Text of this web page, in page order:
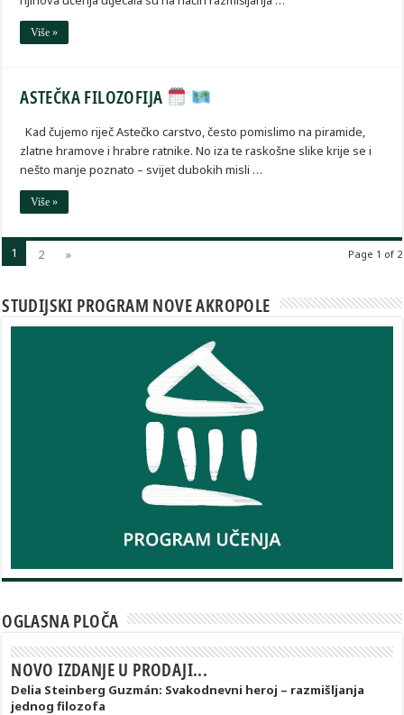
Više »
ASTEČKA FILOZOFIJA
Kad čujemo riječ Astečko carstvo, često pomislimo na piramide,
zlatne hramove i hrabre ratnike. No iza te raskošne slike krije se i
nešto manje poznato – svijet dubokih misli …
Više »
Page 1 of 2
1 2 »
STUDIJSKI PROGRAM NOVE AKROPOLE
OGLASNA PLOČA
NOVO IZDANJE U PRODAJI...
Delia Steinberg Guzmán: Svakodnevni heroj – razmišljanja
jednog filozofa